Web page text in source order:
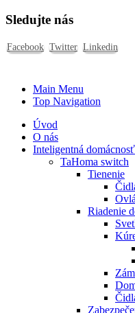
Sledujte nás
Facebook Twitter Linkedin
Main Menu
Top Navigation
Úvod
O nás
Inteligentná domácnosť
TaHoma switch
Tienenie
Riadenie